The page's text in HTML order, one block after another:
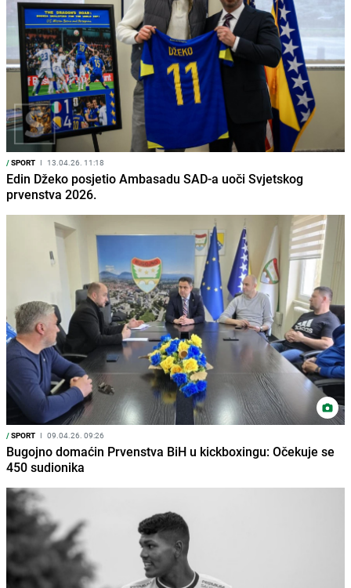
/SPORT I 13.04.26. 11:18
Edin Džeko posjetio Ambasadu SAD-a uoči Svjetskog
prvenstva 2026.
/SPORT I 09.04.26. 09:26
Bugojno domaćin Prvenstva BiH u kickboxingu: Očekuje se
450 sudionika